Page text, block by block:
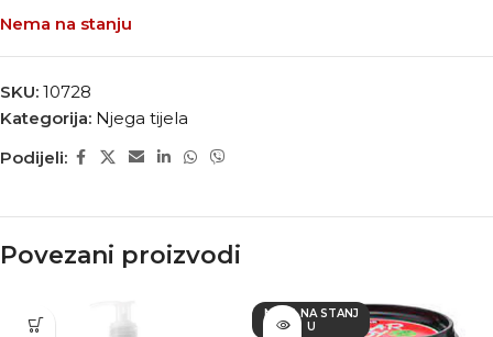
Nema na stanju
SKU: 10728
Kategorija: Njega tijela
Podijeli:
Povezani proizvodi
NEMA NA STANJ
U